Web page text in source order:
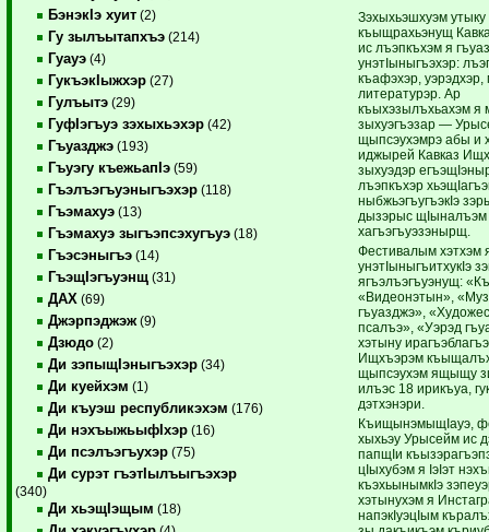
БэнэкIэ хуит (2)
Гу зылъытапхъэ (214)
Гуауэ (4)
ГукъэкIыжхэр (27)
Гулъытэ (29)
ГуфIэгъуэ зэхыхьэхэр (42)
Гъуазджэ (193)
Гъуэгу къежьапIэ (59)
Гъэлъэгъуэныгъэхэр (118)
Гъэмахуэ (13)
Гъэмахуэ зыгъэпсэхугъуэ (18)
Гъэсэныгъэ (14)
ГъэщIэгъуэнщ (31)
ДАХ (69)
Джэрпэджэж (9)
Дзюдо (2)
Ди зэпыщIэныгъэхэр (34)
Ди куейхэм (1)
Ди къуэш республикэхэм (176)
Ди нэхъыжьыфIхэр (16)
Ди псэлъэгъухэр (75)
Ди сурэт гъэтIылъыгъэхэр
(340)
Ди хьэщIэщым (18)
Зэхыхьэшхуэм утыку
къыщрахьэнущ
ис лъэпкъхэм я
унэтIыныгъэхэр:
къафэхэр, уэрэдхэр,
литературэр. Ар
къыхэзылъхьахэм я
зыхуэгъэзар —
щыпсэухэмрэ абы и
иджырей Кавказ
зыхуэдэр
лъэпкъхэр
ныбжьэгъугъэкIэ
дызэрыс щIыналъэм
хагъэгъуэзэнырщ.
Фестивалым хэтхэм
унэтIыныгъитхукIэ
ягъэлъэгъуэнущ:
«Видеонэтын»,
гъуазджэ»,
псалъэ», «Уэрэд
хэтыну
Ищхъэрэм
щыпсэухэм ящыщу
илъэс 18 ирикъуа,
дэтхэнэри.
КъищынэмыщIауэ,
хыхьэу Урысейм ис
папщIи
цIыхубэм я IэIэт
къэхьынымкIэ
хэтынухэм я
напэкIуэцIым